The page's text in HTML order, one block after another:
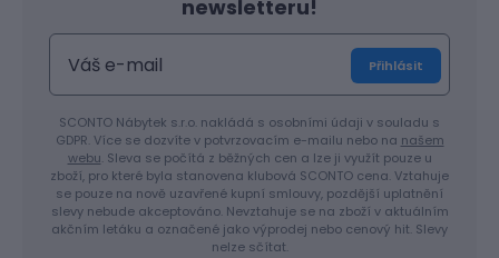
newsletteru!
Přihlásit
SCONTO Nábytek s.r.o. nakládá s osobními údaji v souladu s
GDPR. Více se dozvíte v potvrzovacím e-mailu nebo na našem
webu. Sleva se počítá z běžných cen a lze ji využít pouze u
zboží, pro které byla stanovena klubová SCONTO cena. Vztahuje
se pouze na nově uzavřené kupní smlouvy, pozdější uplatnění
slevy nebude akceptováno. Nevztahuje se na zboží v aktuálním
akčním letáku a označené jako výprodej nebo cenový hit. Slevy
nelze sčítat.